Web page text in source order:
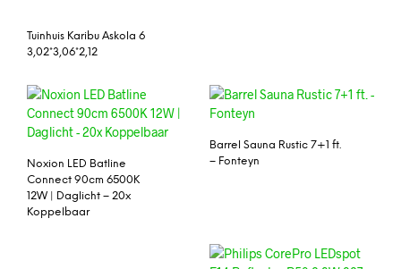
Tuinhuis Karibu Askola 6
3,02*3,06*2,12
Noxion LED Batline
Connect 90cm 6500K
12W | Daglicht – 20x
Koppelbaar
Barrel Sauna Rustic 7+1 ft.
– Fonteyn